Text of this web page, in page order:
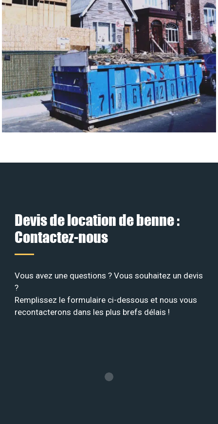
Devis de location de benne :
Contactez-nous
Vous avez une questions ? Vous souhaitez un devis
?
Remplissez le formulaire ci-dessous et nous vous
recontacterons dans les plus brefs délais !